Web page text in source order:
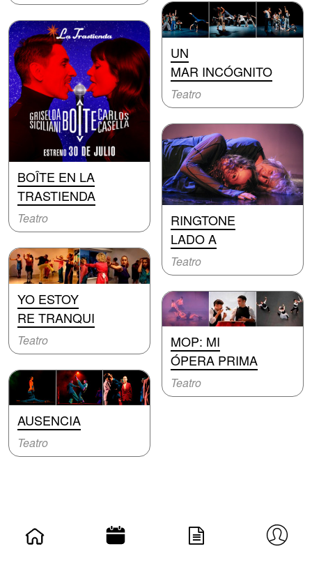
BOÎTE EN LA
TRASTIENDA
Teatro
YO ESTOY
RE TRANQUI
Teatro
AUSENCIA
Teatro
UN
MAR INCÓGNITO
Teatro
RINGTONE
LADO A
Teatro
MOP: MI
ÓPERA PRIMA
Teatro